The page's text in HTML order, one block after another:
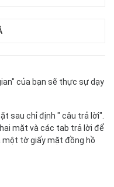
của bạn sẽ thực sự dạy
sau chỉ định " câu trả lời".
mặt và các tab trả lời để
một tờ giấy mặt đồng hồ